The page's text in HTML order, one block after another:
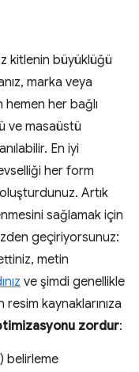
kitlenin büyüklüğü
marka veya
her bağlı
ve masaüstü
En iyi
her form
oluşturdunuz. Artık
sağlamak için
geçiriyorsunuz:
metin
ve şimdi genellikle
kaynaklarınıza
zordur:
belirleme